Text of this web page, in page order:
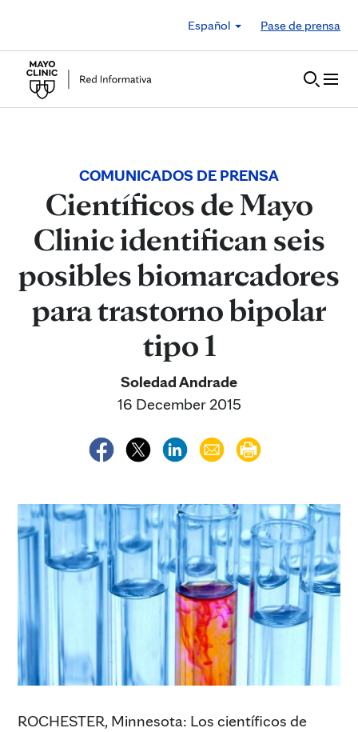
Español
Pase de prensa
COMUNICADOS DE PRENSA
Científicos de Mayo
Clinic identifican seis
posibles biomarcadores
para trastorno bipolar
tipo 1
Soledad Andrade
16 December 2015
ROCHESTER, Minnesota: Los científicos de